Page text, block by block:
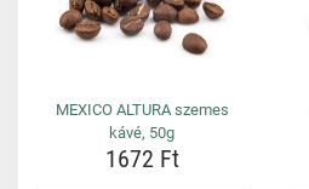
MEXICO ALTURA szemes
kávé, 50g
1672 Ft